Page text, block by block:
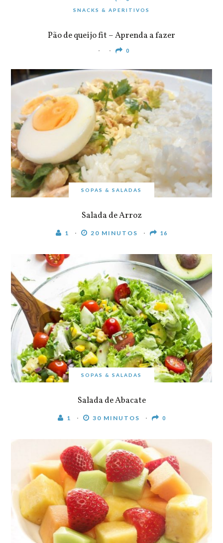
SNACKS & APERITIVOS
Pão de queijo fit – Aprenda a fazer
0
SOPAS & SALADAS
Salada de Arroz
1 20 MINUTOS 16
SOPAS & SALADAS
Salada de Abacate
1 30 MINUTOS 0